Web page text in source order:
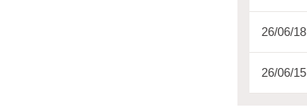
26/06/18
26/06/15